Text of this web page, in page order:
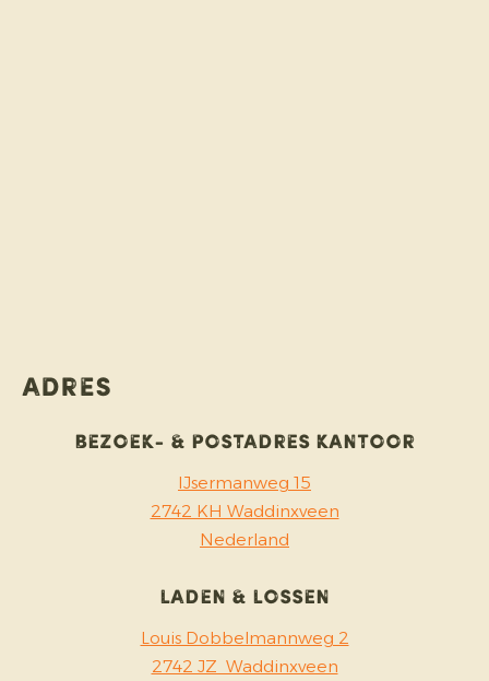
Adres
Bezoek- & Postadres kantoor
IJsermanweg 15
2742 KH Waddinxveen
Nederland
Laden & lossen
Louis Dobbelmannweg 2
2742 JZ Waddinxveen